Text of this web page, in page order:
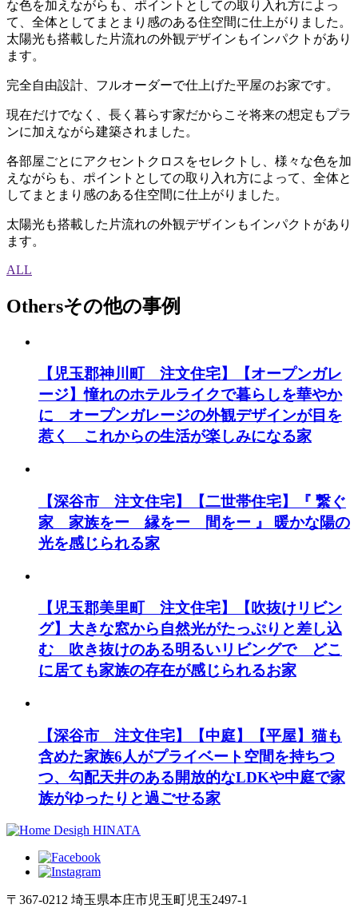
な色を加えながらも、ポイントとしての取り入れ方によっ
て、全体としてまとまり感のある住空間に仕上がりました。
太陽光も搭載した片流れの外観デザインもインパクトがあり
ます。
完全自由設計、フルオーダーで仕上げた平屋のお家です。
現在だけでなく、長く暮らす家だからこそ将来の想定もプラ
ンに加えながら建築されました。
各部屋ごとにアクセントクロスをセレクトし、様々な色を加
えながらも、ポイントとしての取り入れ方によって、全体と
してまとまり感のある住空間に仕上がりました。
太陽光も搭載した片流れの外観デザインもインパクトがあり
ます。
ALL
Othersその他の事例
【児玉郡神川町 注文住宅】【オープンガレ
ージ】憧れのホテルライクで暮らしを華やか
に オープンガレージの外観デザインが目を
惹く これからの生活が楽しみになる家
【深谷市 注文住宅】【二世帯住宅】『 繋ぐ
家 家族をー 縁をー 間をー 』 暖かな陽の
光を感じられる家
【児玉郡美里町 注文住宅】【吹抜けリビン
グ】大きな窓から自然光がたっぷりと差し込
む 吹き抜けのある明るいリビングで どこ
に居ても家族の存在が感じられるお家
【深谷市 注文住宅】【中庭】【平屋】猫も
含めた家族6人がプライベート空間を持ちつ
つ、勾配天井のある開放的なLDKや中庭で家
族がゆったりと過ごせる家
〒367-0212 埼玉県本庄市児玉町児玉2497-1